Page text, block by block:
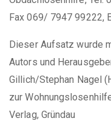
Fax 069/ 7947 99222,
Dieser Aufsatz wurde
Autors und
Gillich/Stephan Nagel
zur
Verlag, Gründau